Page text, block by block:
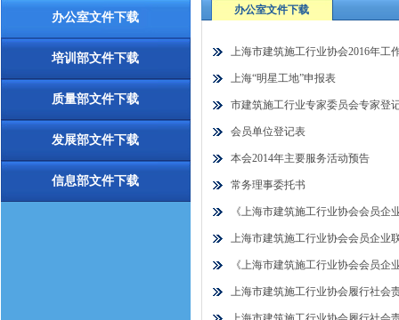
办公室文件下载
培训部文件下载
质量部文件下载
发展部文件下载
信息部文件下载
办公室文件下载
上海市建筑施工行业协会2016年工
上海“明星工地”申报表
市建筑施工行业专家委员会专家登
会员单位登记表
本会2014年主要服务活动预告
常务理事委托书
《上海市建筑施工行业协会会员
上海市建筑施工行业协会会员企业
《上海市建筑施工行业协会会员企
上海市建筑施工行业协会履行社会